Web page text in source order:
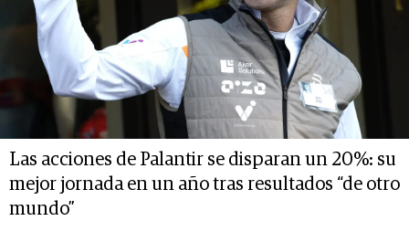
Las acciones de Palantir se disparan un 20%: su
mejor jornada en un año tras resultados “de otro
mundo”